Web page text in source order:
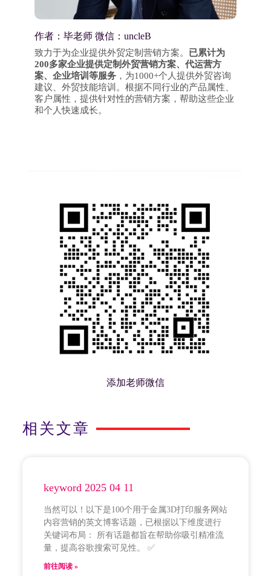
作者：毕老师 微信：uncleB
致力于为企业提供外贸定制营销方案。 已累计为
200多家企业提供定制外贸营销方案、代运营方
案、企业培训等服务，为1000+个人提供外贸咨询
建议、外贸技能培训。根据不同行业的产品属性、
客户属性，提供针对性的营销方案，帮助这些企业
和个人快速成长。
添加老师微信
相关文章
keyword 2025 04 11
当然可以！以下是100个用于金属3D打印服务网站
内容营销的英文博客话题，已根据以下维度进行
关键词布局： 所有话题都旨在帮助你吸引精准流
量，提高谷歌搜索可见性。 ✅
前往阅读 »